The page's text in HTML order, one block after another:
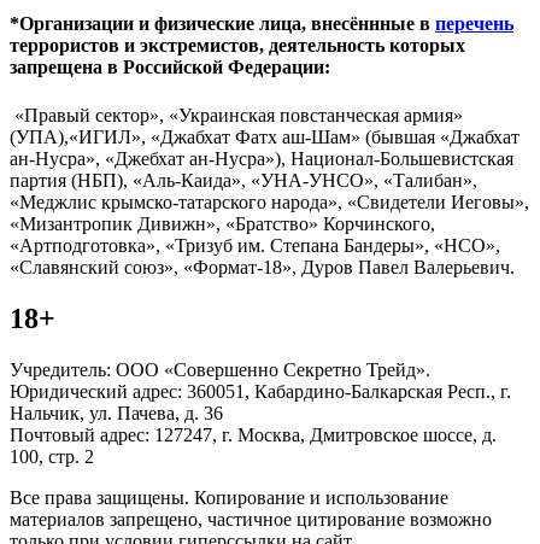
*Организации и физические лица, внесённные в перечень
террористов и экстремистов, деятельность которых
запрещена в Российской Федерации:
«Правый сектор», «Украинская повстанческая армия»
(УПА),«ИГИЛ», «Джабхат Фатх аш-Шам» (бывшая «Джабхат
ан-Нусра», «Джебхат ан-Нусра»), Национал-Большевистская
партия (НБП), «Аль-Каида», «УНА-УНСО», «Талибан»,
«Меджлис крымско-татарского народа», «Свидетели Иеговы»,
«Мизантропик Дивижн», «Братство» Корчинского,
«Артподготовка», «Тризуб им. Степана Бандеры», «НСО»,
«Славянский союз», «Формат-18», Дуров Павел Валерьевич.
18+
Учредитель: ООО «Совершенно Секретно Трейд».
Юридический адрес: 360051, Кабардино-Балкарская Респ., г.
Нальчик, ул. Пачева, д. 36
Почтовый адрес: 127247, г. Москва, Дмитровское шоссе, д.
100, стр. 2
Все права защищены. Копирование и использование
материалов запрещено, частичное цитирование возможно